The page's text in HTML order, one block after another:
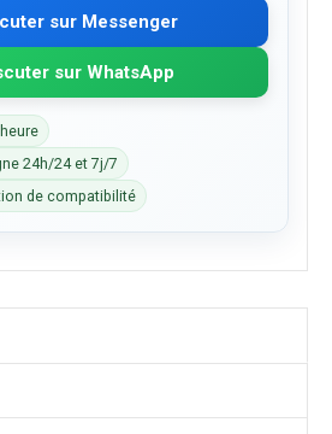
sur Messenger
sur WhatsApp
24h/24 et 7j/7
de compatibilité